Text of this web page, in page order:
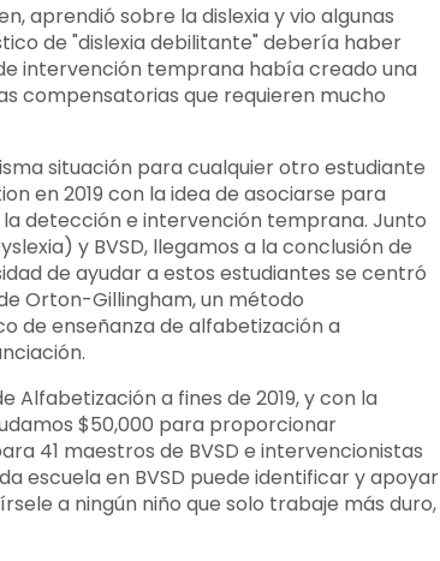
aprendió sobre la dislexia y vio algunas
de "dislexia debilitante" debería haber
intervención temprana había creado una
compensatorias que requieren mucho
situación para cualquier otro estudiante
en 2019 con la idea de asociarse para
detección e intervención temprana. Junto
y BVSD, llegamos a la conclusión de
de ayudar a estos estudiantes se centró
Orton-Gillingham, un método
de enseñanza de alfabetización a
Alfabetización a fines de 2019, y con la
$50,000 para proporcionar
41 maestros de BVSD e intervencionistas
escuela en BVSD puede identificar y apoyar
a ningún niño que solo trabaje más duro,